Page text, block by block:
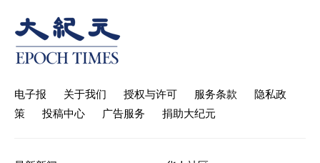
电子报 关于我们 授权与许可 服务条款
隐私政
策
投稿中心 广告服务 捐助大纪元